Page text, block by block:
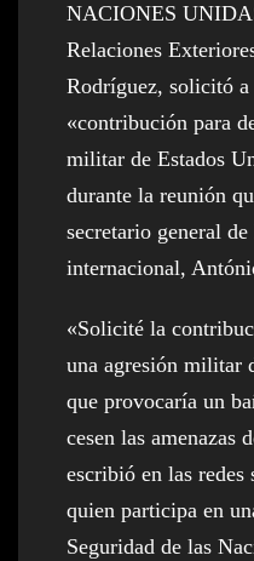
NACIONES
Relaciones
Rodríguez, solicitó
«contribución para
militar de Estados
durante la reunión
secretario general
internacional,
«Solicité la
una agresión militar
que provocaría un
cesen las amenazas
escribió en las redes
quien participa en
Seguridad de las